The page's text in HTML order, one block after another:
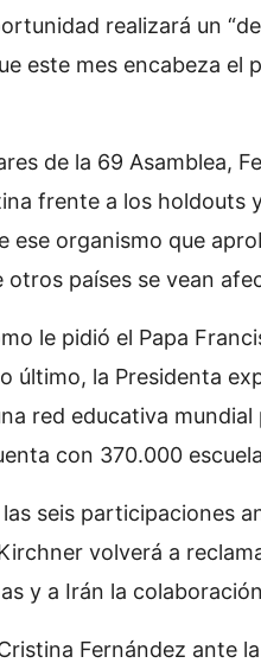
realizará un
este mes encabeza el
de la 69 Asamblea,
frente a los holdouts
ese organismo que
otros países se vean
le pidió el Papa
último, la Presidenta
red educativa
con 370.000
las seis participaciones
volverá a
y a Irán la
Fernández ante